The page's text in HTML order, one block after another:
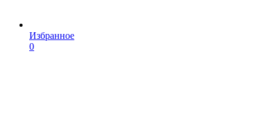
Избранное
0